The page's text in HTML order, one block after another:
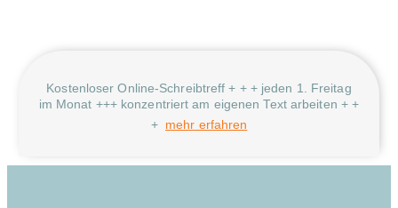
Kostenloser Online-Schreibtreff + + + jeden 1. Freitag
im Monat +++ konzentriert am eigenen Text arbeiten + +
+ mehr erfahren